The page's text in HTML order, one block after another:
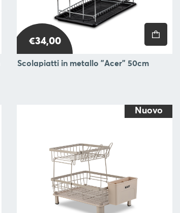
€34,00
Scolapiatti in metallo "Acer" 50cm
Nuovo